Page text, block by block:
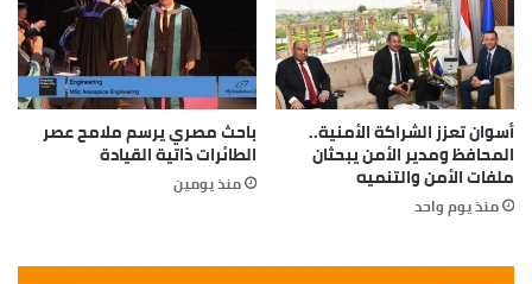
أسوان تعزز الشراكة الأمنية..
المحافظ ومدير الأمن يبحثان
ملفات الأمن والتنميه
منذ يوم واحد
باحث مصري يرسم ملامح عصر
الطائرات ذاتية القيادة
منذ يومين